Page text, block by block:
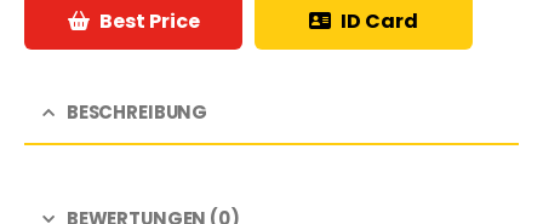
Best Price ID Card
BESCHREIBUNG